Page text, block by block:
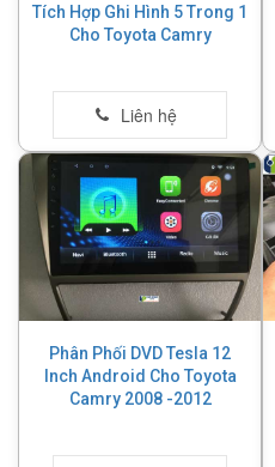
Tích Hợp Ghi Hình 5 Trong 1
Cho Toyota Camry
Phân Phối DVD Tesla 12
Inch Android Cho Toyota
Camry 2008 -2012